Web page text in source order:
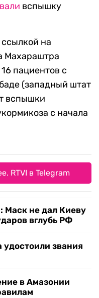
вспышку
ссылкой на
Махараштра
пациентов с
(западный штат
вспышки
с начала
RTVI в Telegram
Маск не дал Киеву
вглубь РФ
звания
в Амазонии